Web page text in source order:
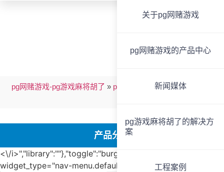
关于pg网赌游戏
pg网赌游戏的产品中心
新闻媒体
pg游戏麻将胡了的解决方
案
工程案例
pg网赌游戏-pg游戏麻将胡了 » pg网赌游戏的产品中心
产品分类
<\/i>","library":""},"toggle":"burger"}" data-
widget_type="nav-menu.default">